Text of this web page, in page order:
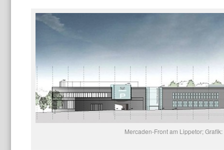
Mercaden-Front am Lippetor;